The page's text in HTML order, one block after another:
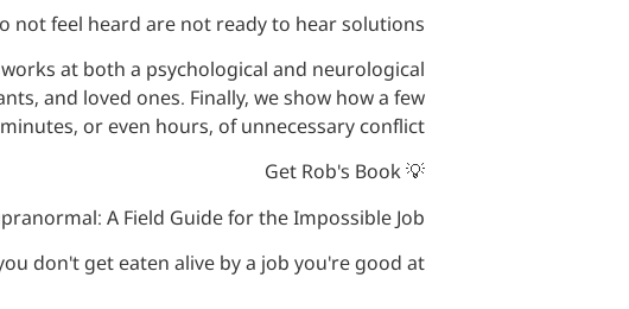
not feel heard are not ready to hear solutions.
at both a psychological and neurological
and loved ones. Finally, we show how a few
or even hours, of unnecessary conflict.
💡 Get Rob's Book
A Field Guide for the Impossible Job.
don't get eaten alive by a job you're good at.